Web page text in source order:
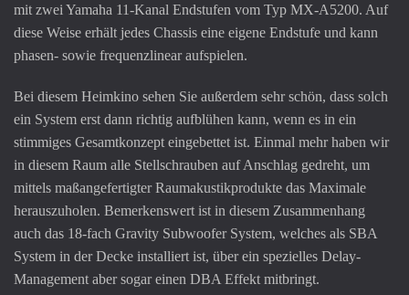
mit zwei Yamaha 11-Kanal Endstufen vom Typ MX-A5200. Auf
diese Weise erhält jedes Chassis eine eigene Endstufe und kann
phasen- sowie frequenzlinear aufspielen.
Bei diesem Heimkino sehen Sie außerdem sehr schön, dass solch
ein System erst dann richtig aufblühen kann, wenn es in ein
stimmiges Gesamtkonzept eingebettet ist. Einmal mehr haben wir
in diesem Raum alle Stellschrauben auf Anschlag gedreht, um
mittels maßangefertigter Raumakustikprodukte das Maximale
herauszuholen. Bemerkenswert ist in diesem Zusammenhang
auch das 18-fach Gravity Subwoofer System, welches als SBA
System in der Decke installiert ist, über ein spezielles Delay-
Management aber sogar einen DBA Effekt mitbringt.